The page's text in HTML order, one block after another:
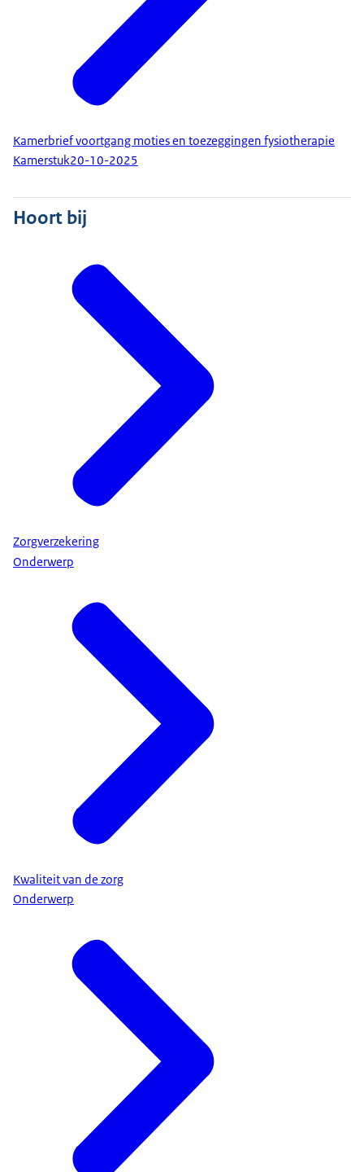
Kamerbrief voortgang moties en toezeggingen fysiotherapie
Kamerstuk20-10-2025
Hoort bij
Zorgverzekering
Onderwerp
Kwaliteit van de zorg
Onderwerp